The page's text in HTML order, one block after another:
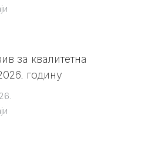
за квалитетна
годину